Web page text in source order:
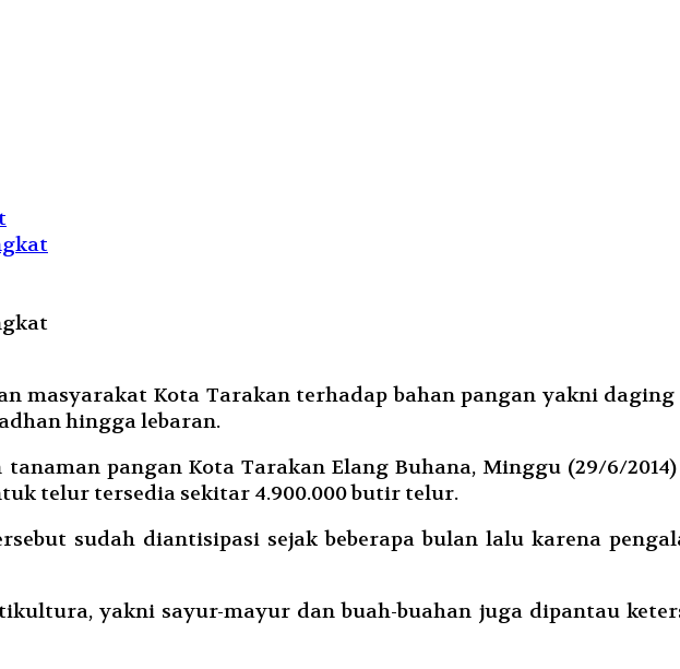
masyarakat Kota Tarakan terhadap bahan pangan yakni
hingga lebaran.
tanaman pangan Kota Tarakan Elang Buhana, Minggu (29/6/
telur tersedia sekitar 4.900.000 butir telur.
sudah diantisipasi sejak beberapa bulan lalu karena
yakni sayur-mayur dan buah-buahan juga dipantau